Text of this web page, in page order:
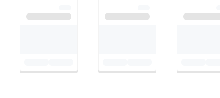
レッスンいたします。